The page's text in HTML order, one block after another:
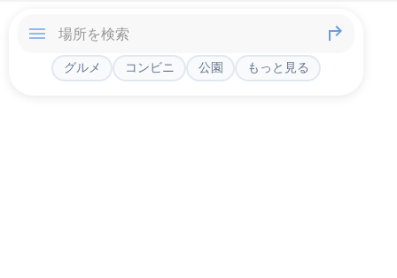
グルメ コンビニ 公園 もっと見る